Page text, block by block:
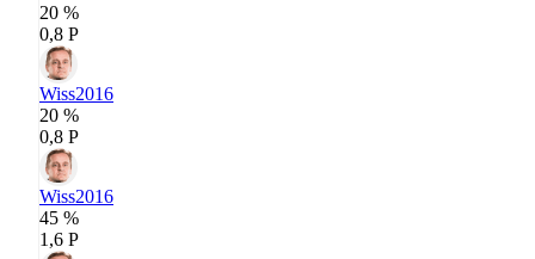
20 %
0,8 P
Wiss2016
20 %
0,8 P
Wiss2016
45 %
1,6 P